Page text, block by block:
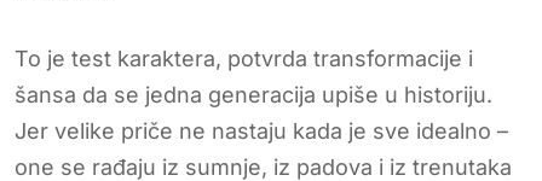
To je test karaktera, potvrda transformacije i
šansa da se jedna generacija upiše u historiju.
Jer velike priče ne nastaju kada je sve idealno –
one se rađaju iz sumnje, iz padova i iz trenutaka